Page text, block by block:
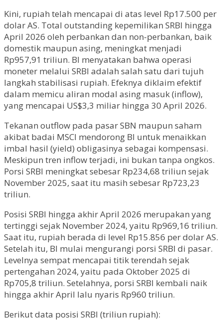
Kini, rupiah telah mencapai di atas level Rp17.500 per
dolar AS. Total outstanding kepemilikan SRBI hingga
April 2026 oleh perbankan dan non-perbankan, baik
domestik maupun asing, meningkat menjadi
Rp957,91 triliun. BI menyatakan bahwa operasi
moneter melalui SRBI adalah salah satu dari tujuh
langkah stabilisasi rupiah. Efeknya diklaim efektif
dalam memicu aliran modal asing masuk (inflow),
yang mencapai US$3,3 miliar hingga 30 April 2026.
Tekanan outflow pada pasar SBN maupun saham
akibat badai MSCI mendorong BI untuk menaikkan
imbal hasil (yield) obligasinya sebagai kompensasi.
Meskipun tren inflow terjadi, ini bukan tanpa ongkos.
Porsi SRBI meningkat sebesar Rp234,68 triliun sejak
November 2025, saat itu masih sebesar Rp723,23
triliun.
Posisi SRBI hingga akhir April 2026 merupakan yang
tertinggi sejak November 2024, yaitu Rp969,16 triliun.
Saat itu, rupiah berada di level Rp15.856 per dolar AS.
Setelah itu, BI mulai mengurangi porsi SRBI di pasar.
Levelnya sempat mencapai titik terendah sejak
pertengahan 2024, yaitu pada Oktober 2025 di
Rp705,8 triliun. Setelahnya, porsi SRBI kembali naik
hingga akhir April lalu nyaris Rp960 triliun.
Berikut data posisi SRBI (triliun rupiah):